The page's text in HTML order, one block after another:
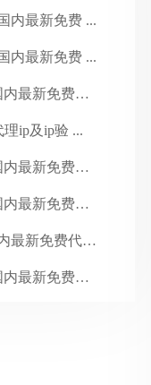
内最新免费 ...
内最新免费 ...
2017年10月7日 今日国内最新免费代 ...
ip及ip验 ...
2020年9月29日 今日国内最新免费代 ...
2018年2月11日 今日国内最新免费代 ...
2020年8月7日 今日国内最新免费代理 ...
2022年4月27日 今日国内最新免费代 ...